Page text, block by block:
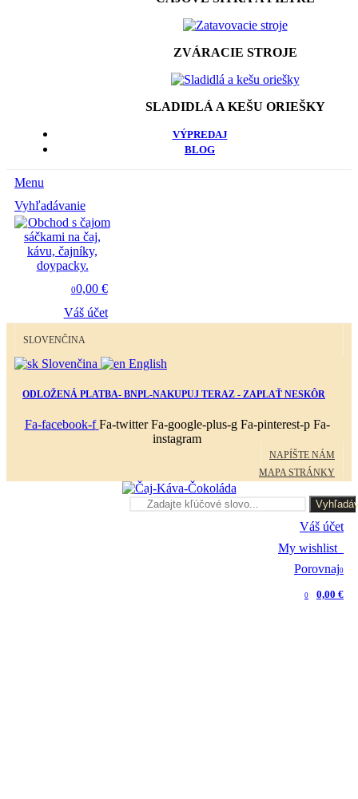
ZVÁRACIE STROJE
SLADIDLÁ A KEŠU ORIEŠKY
VÝPREDAJ
BLOG
Menu
Vyhľadávanie
00,00 €
Váš účet
SLOVENČINA
Slovenčina English
ODLOŽENÁ PLATBA- BNPL-NAKUPUJ TERAZ - ZAPLAŤ NESKÔR
Fa-facebook-f Fa-twitter Fa-google-plus-g Fa-pinterest-p Fa-
instagram
NAPÍŠTE NÁM
MAPA STRÁNKY
Váš účet
My wishlist
Porovnaj0
0 0,00 €